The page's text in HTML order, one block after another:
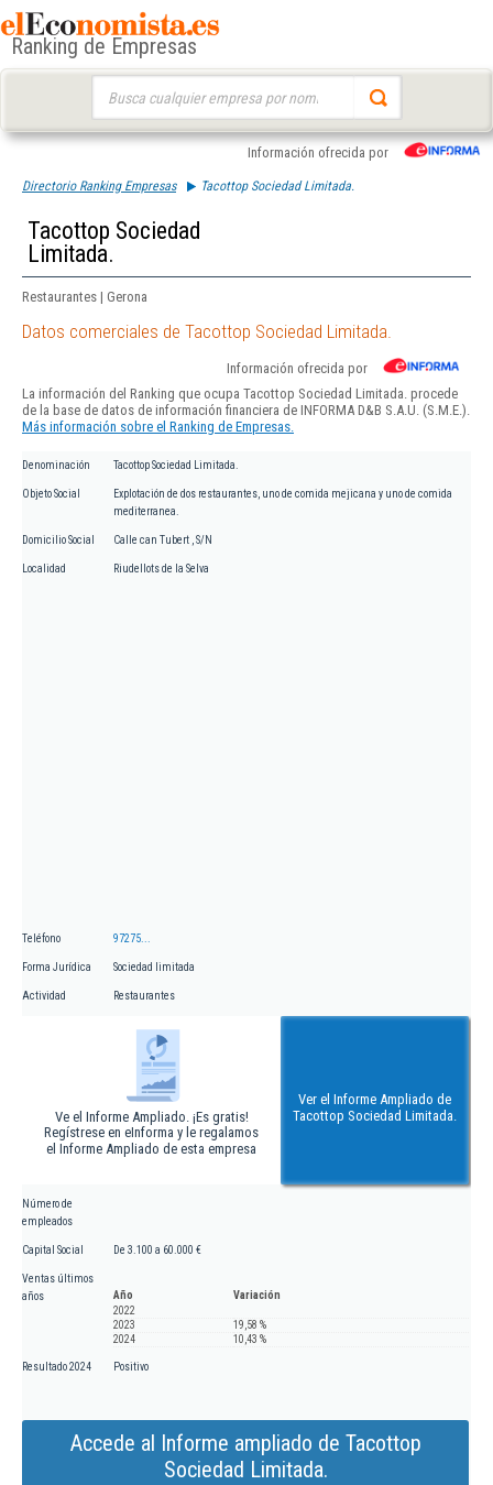
Ranking de Empresas
Información ofrecida por
Directorio Ranking Empresas Tacottop Sociedad Limitada.
Tacottop Sociedad
Limitada.
Restaurantes | Gerona
Datos comerciales de Tacottop Sociedad Limitada.
Información ofrecida por
La información del Ranking que ocupa Tacottop Sociedad Limitada. procede
de la base de datos de información financiera de INFORMA D&B S.A.U. (S.M.E.).
Más información sobre el Ranking de Empresas.
Denominación Tacottop Sociedad Limitada.
Objeto Social
Explotación de dos restaurantes, uno de comida mejicana y uno de comida
mediterranea.
Domicilio Social Calle can Tubert , S/N
Localidad Riudellots de la Selva
Teléfono 97275...
Forma Jurídica Sociedad limitada
Actividad Restaurantes
Ve el Informe Ampliado. ¡Es gratis!
Regístrese en eInforma y le regalamos
el Informe Ampliado de esta empresa
Ver el Informe Ampliado de
Tacottop Sociedad Limitada.
Número de
empleados
Capital Social De 3.100 a 60.000 €
Ventas últimos
años
Año
Variación
2022
2023
19,58 %
2024
10,43 %
Resultado 2024 Positivo
Accede al Informe ampliado de Tacottop
Sociedad Limitada.